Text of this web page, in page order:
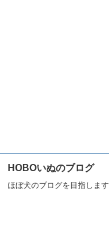
HOBOいぬのブログ
ほぼ犬のブログを目指します